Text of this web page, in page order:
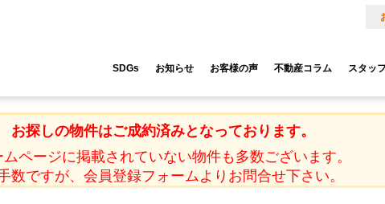
SDGs お知らせ お客様の声 不動産コラム スタッ
お探しの物件はご成約済みとなっております。
ムページに掲載されていない物件も多数ございます。
数ですが、会員登録フォームよりお問合せ下さい。